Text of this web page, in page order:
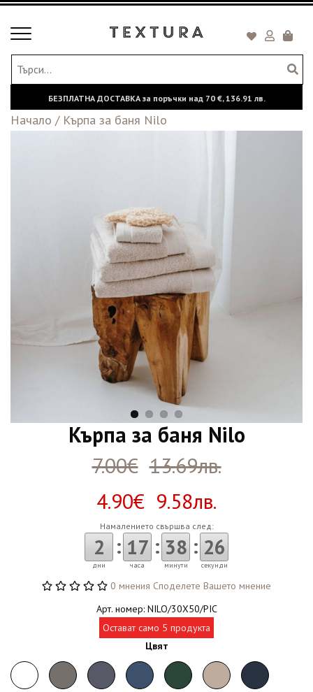
Toggle
БЕЗПЛАТНА ДОСТАВКА за поръчки над 70 €,136.91 лв.
Начало / Кърпа за баня Nilo
Кърпа за баня Nilo
7.00€ 13.69лв.
4.90€ 9.58лв.
Намалението свършва след:
2
дни
: 17
часа
: 38
минути
: 25
секунди
0 мнения Споделете Вашето мнение
Арт. номер: NILO/30X50/PIC
Остават само 5 продукта
Цвят